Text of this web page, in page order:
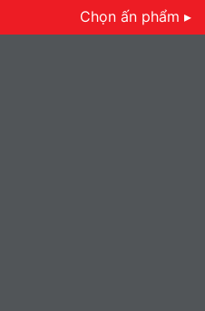
Chọn ấn phẩm ▸